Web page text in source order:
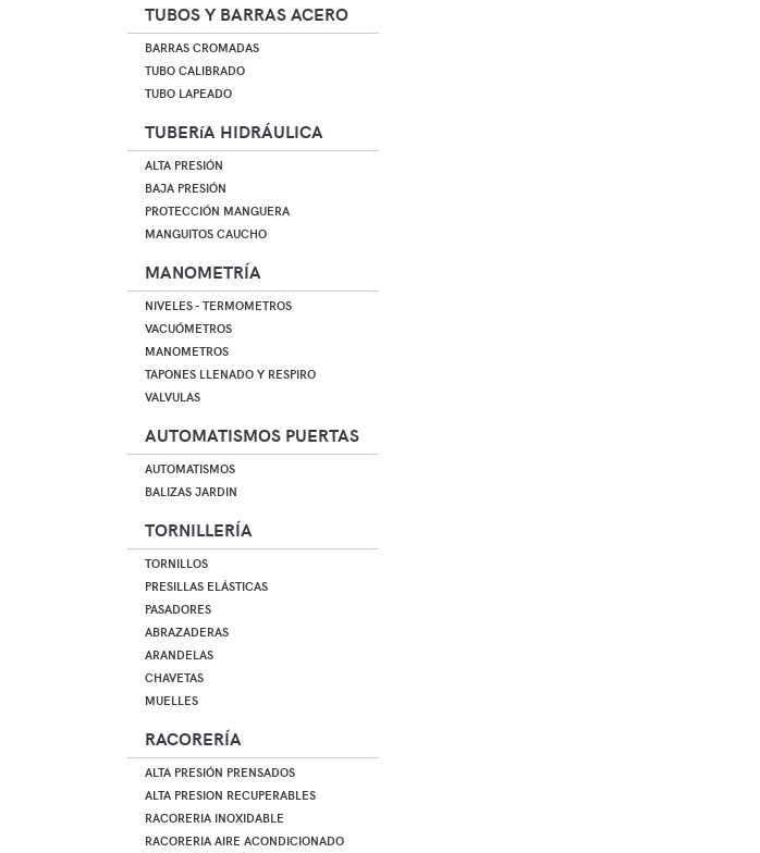
TUBOS Y BARRAS ACERO
BARRAS CROMADAS
TUBO CALIBRADO
TUBO LAPEADO
TUBERíA HIDRÁULICA
ALTA PRESIÓN
BAJA PRESIÓN
PROTECCIÓN MANGUERA
MANGUITOS CAUCHO
MANOMETRÍA
NIVELES - TERMOMETROS
VACUÓMETROS
MANOMETROS
TAPONES LLENADO Y RESPIRO
VALVULAS
AUTOMATISMOS PUERTAS
AUTOMATISMOS
BALIZAS JARDIN
TORNILLERÍA
TORNILLOS
PRESILLAS ELÁSTICAS
PASADORES
ABRAZADERAS
ARANDELAS
CHAVETAS
MUELLES
RACORERÍA
ALTA PRESIÓN PRENSADOS
ALTA PRESION RECUPERABLES
RACORERIA INOXIDABLE
RACORERIA AIRE ACONDICIONADO